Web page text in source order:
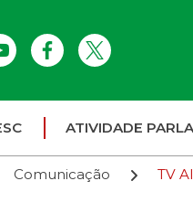
ATIVIDADE
Comunicação TV